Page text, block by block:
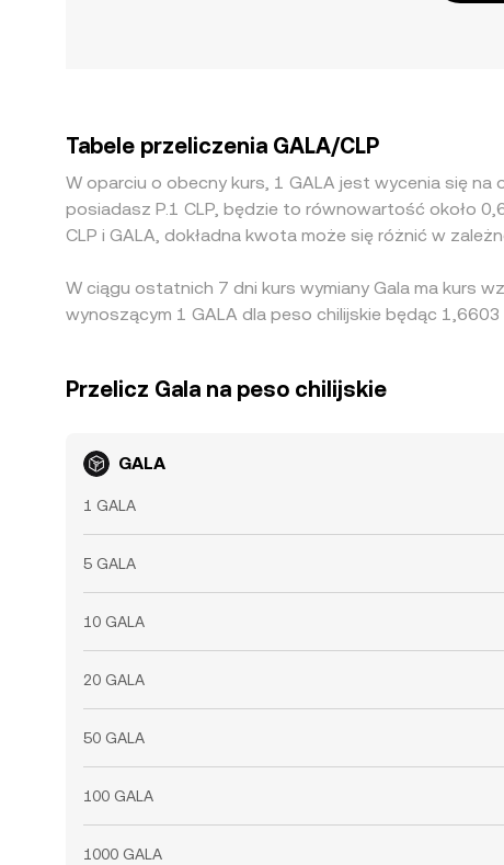
Tabele przeliczenia GALA/CLP
W oparciu o obecny kurs, 1 GALA jest wycenia się na
posiadasz P.1 CLP, będzie to równowartość około
CLP i GALA, dokładna kwota może się różnić w
W ciągu ostatnich 7 dni kurs wymiany Gala ma kurs
wynoszącym 1 GALA dla peso chilijskie będąc
Przelicz Gala na peso chilijskie
GALA
1 GALA
5 GALA
10 GALA
20 GALA
50 GALA
100 GALA
1000 GALA